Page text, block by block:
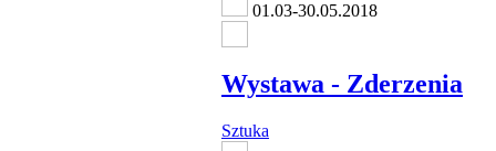
01.03-30.05.2018
Wystawa - Zderzenia
Sztuka